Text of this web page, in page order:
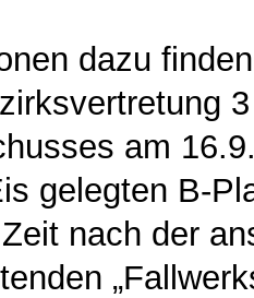
dazu
am
gelegten B-
nach der